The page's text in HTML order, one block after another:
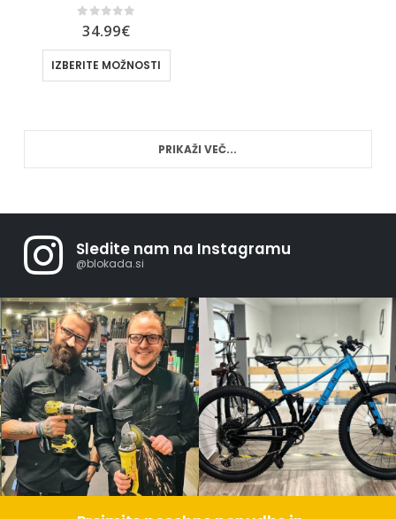
0out of 5
34.99€
IZBERITE MOŽNOSTI
PRIKAŽI VEČ...
Sledite nam na Instagramu
@blokada.si